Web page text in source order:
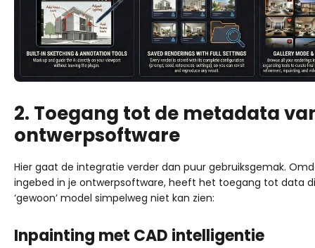
2. Toegang tot de metadata
ontwerpsoftware
Hier gaat de integratie verder dan puur gebruiksgemak.
ingebed in je ontwerpsoftware, heeft het toegang tot data
‘gewoon’ model simpelweg niet kan zien:
Inpainting met CAD intelligentie